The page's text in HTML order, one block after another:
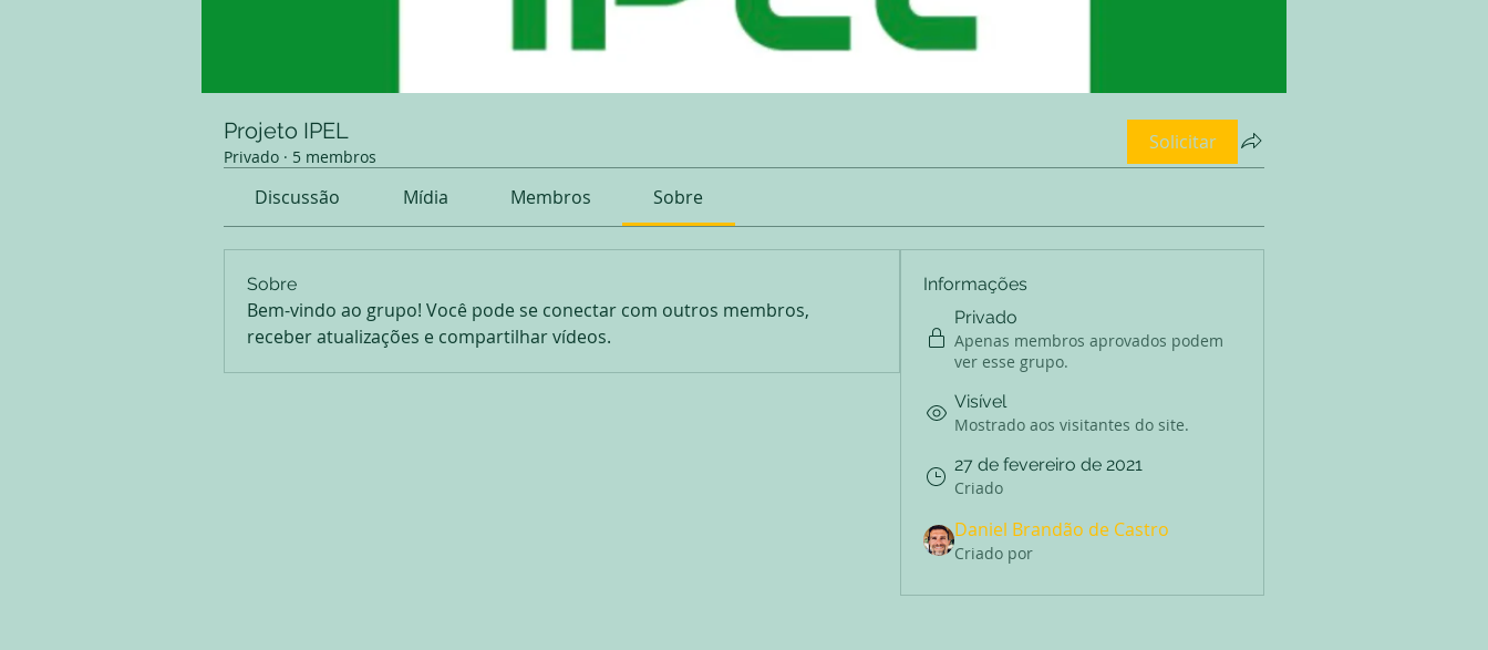
Projeto IPEL
Privado · 5 membros
Solicitar
Discussão Mídia Membros Sobre
Sobre
Bem-vindo ao grupo! Você pode se conectar com outros membros,
receber atualizações e compartilhar vídeos.
Informações
Privado
Apenas membros aprovados podem
ver esse grupo.
Visível
Mostrado aos visitantes do site.
27 de fevereiro de 2021
Criado
Daniel Brandão de Castro
Criado por